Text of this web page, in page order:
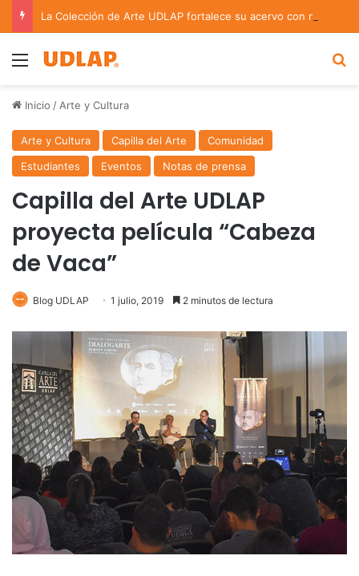
Menu
Inicio / Arte y Cultura
Arte y Cultura Capilla del Arte
Comunidad
Estudiantes
Eventos Notas de prensa
Capilla del Arte UDLAP
proyecta película “Cabeza
de Vaca”
Blog UDLAP 1 julio, 2019 2 minutos de lectura